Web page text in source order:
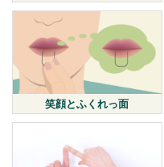
笑顔とふくれっ面